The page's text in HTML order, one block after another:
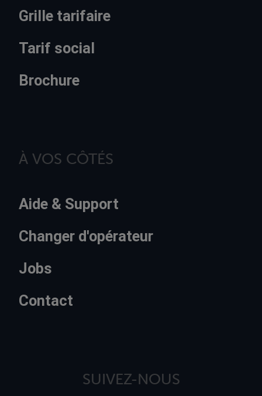
Grille tarifaire
Tarif social
Brochure
À VOS CÔTÉS
Aide & Support
Changer d'opérateur
Jobs
Contact
SUIVEZ-NOUS